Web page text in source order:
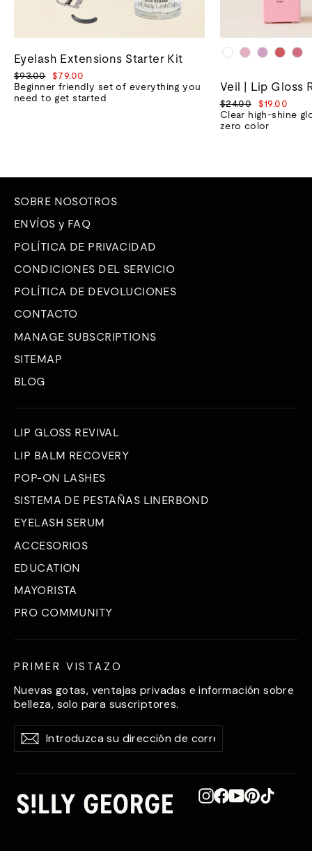
Eyelash Extensions Starter Kit
Precio
normal
$93.00
Precio
de
venta
$79.00
Beginner friendly set of everything you
need to get started
Veil | Lip Gloss
Precio
normal
$24.00
Precio
de
venta
$19.00
Clear high-shine
zero color
SOBRE NOSOTROS
ENVÍOS y FAQ
POLÍTICA DE PRIVACIDAD
CONDICIONES DEL SERVICIO
POLÍTICA DE DEVOLUCIONES
CONTACTO
MANAGE SUBSCRIPTIONS
SITEMAP
BLOG
LIP GLOSS REVIVAL
LIP BALM RECOVERY
POP-ON LASHES
SISTEMA DE PESTAÑAS LINERBOND
EYELASH SERUM
ACCESORIOS
EDUCATION
MAYORISTA
PRO COMMUNITY
PRIMER VISTAZO
Nuevas gotas, ventajas privadas e información sobre
belleza, solo para suscriptores.
Introduzca
su
dirección
electrónico
SuscríbaseSuscríbase
a
Instagram
Facebook
YouTube
Pinterest
TikTok